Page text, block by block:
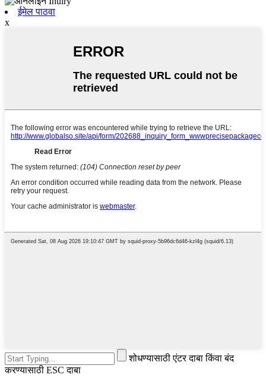
ईमेल पाठवा
x
शोधण्यासाठी एंटर दाबा किंवा बंद
करण्यासाठी ESC दाबा